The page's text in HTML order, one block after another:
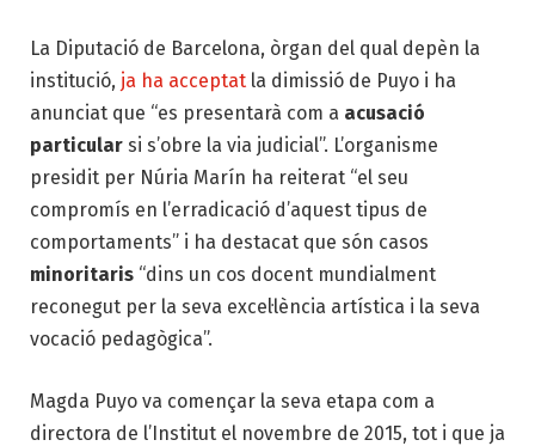
La Diputació de Barcelona, òrgan del qual depèn la
institució, ja ha acceptat la dimissió de Puyo i ha
anunciat que “es presentarà com a acusació
particular si s’obre la via judicial”. L’organisme
presidit per Núria Marín ha reiterat “el seu
compromís en l’erradicació d’aquest tipus de
comportaments” i ha destacat que són casos
minoritaris “dins un cos docent mundialment
reconegut per la seva excel·lència artística i la seva
vocació pedagògica”.
Magda Puyo va començar la seva etapa com a
directora de l’Institut el novembre de 2015, tot i que ja